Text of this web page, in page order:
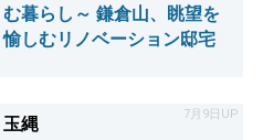
む暮らし～ 鎌倉山、眺望を
愉しむリノベーション邸宅
7月9日UP
玉縄